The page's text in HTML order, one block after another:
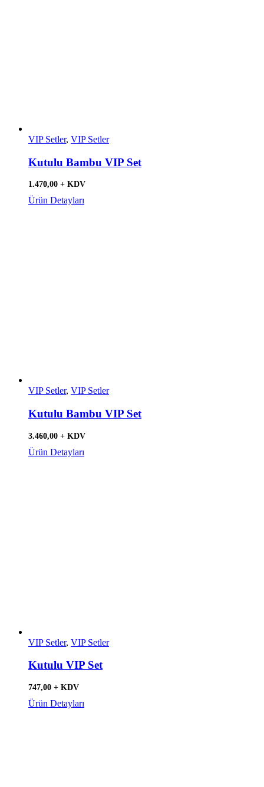
VIP Setler, VIP Setler
Kutulu Bambu VIP Set
1.470,00 + KDV
Ürün Detayları
VIP Setler, VIP Setler
Kutulu Bambu VIP Set
3.460,00 + KDV
Ürün Detayları
VIP Setler, VIP Setler
Kutulu VIP Set
747,00 + KDV
Ürün Detayları